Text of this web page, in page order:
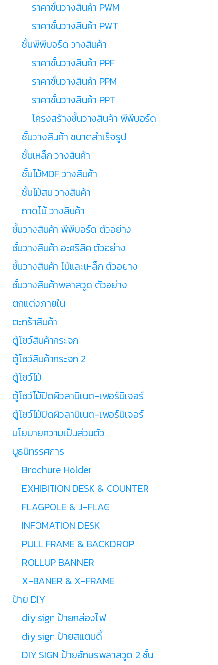
ราคาชั้นวางสินค้า PWM
ราคาชั้นวางสินค้า PWT
ชั้นพีพีบอร์ด วางสินค้า
ราคาชั้นวางสินค้า PPF
ราคาชั้นวางสินค้า PPM
ราคาชั้นวางสินค้า PPT
โครงสร้างชั้นวางสินค้า พีพีบอร์ด
ชั้นวางสินค้า ขนาดสำเร็จรูป
ชั้นเหล็ก วางสินค้า
ชั้นไม้MDF วางสินค้า
ชั้นไม้สน วางสินค้า
ถาดไม้ วางสินค้า
ชั้นวางสินค้า พีพีบอร์ด ตัวอย่าง
ชั้นวางสินค้า อะคริลิค ตัวอย่าง
ชั้นวางสินค้า ไม้และเหล็ก ตัวอย่าง
ชั้นวางสินค้าพลาสวูด ตัวอย่าง
ตกแต่งภายใน
ตะกร้าสินค้า
ตู้โชว์สินค้ากระจก
ตู้โชว์สินค้ากระจก 2
ตู้โชว์ไม้
ตู้โชว์ไม้ปิดผิวลามิเนต-เฟอร์นิเจอร์
ตู้โชว์ไม้ปิดผิวลามิเนต-เฟอร์นิเจอร์
นโยบายความเป็นส่วนตัว
บูธนิทรรศการ
Brochure Holder
EXHIBITION DESK & COUNTER
FLAGPOLE & J-FLAG
INFOMATION DESK
PULL FRAME & BACKDROP
ROLLUP BANNER
X-BANER & X-FRAME
ป้าย DIY
diy sign ป้ายกล่องไฟ
diy sign ป้ายสแตนดี้
DIY SIGN ป้ายอักษรพลาสวูด 2 ชั้น